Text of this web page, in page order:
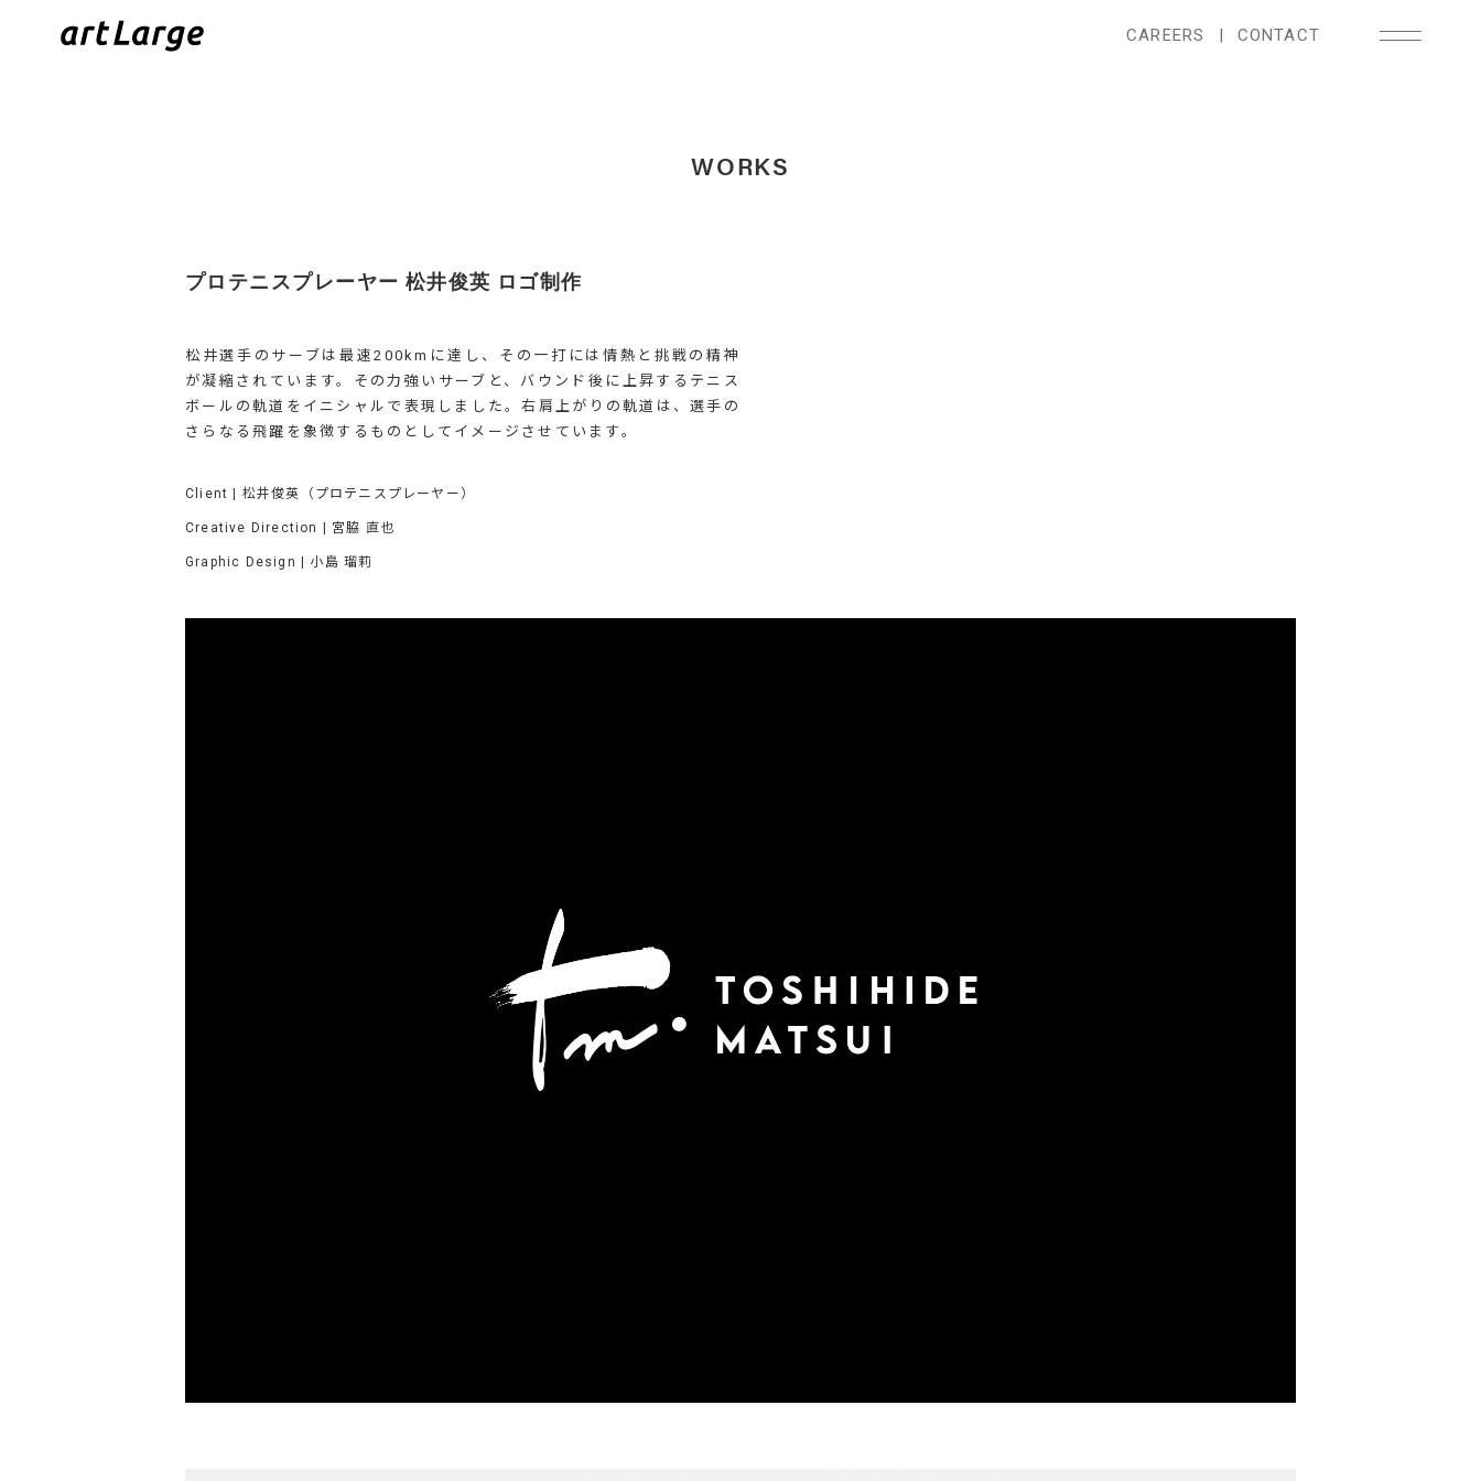
CAREERS | CONTACT
WORKS
プロテニスプレーヤー 松井俊英 ロゴ制作
松井選手のサーブは最速200kmに達し、その一打には情熱と挑戦の精神
が凝縮されています。その力強いサーブと、バウンド後に上昇するテニス
ボールの軌道をイニシャルで表現しました。右肩上がりの軌道は、選手の
さらなる飛躍を象徴するものとしてイメージさせています。
Client | 松井俊英（プロテニスプレーヤー）
Creative Direction | 宮脇 直也
Graphic Design | 小島 瑠莉